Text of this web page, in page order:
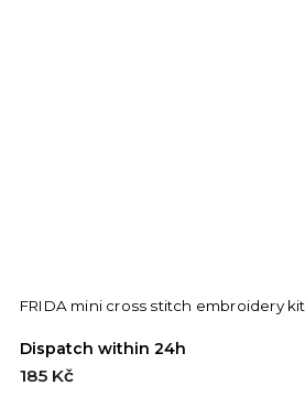
FRIDA mini cross stitch embroidery kit
Dispatch within 24h
185 Kč